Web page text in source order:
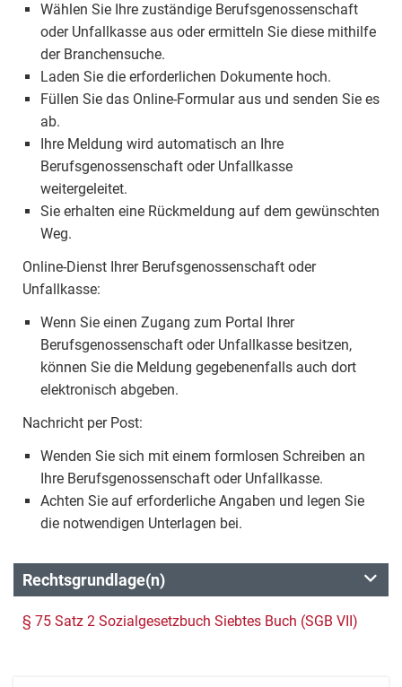
Wählen Sie Ihre zuständige Berufsgenossenschaft
oder Unfallkasse aus oder ermitteln Sie diese mithilfe
der Branchensuche.
Laden Sie die erforderlichen Dokumente hoch.
Füllen Sie das Online-Formular aus und senden Sie es
ab.
Ihre Meldung wird automatisch an Ihre
Berufsgenossenschaft oder Unfallkasse
weitergeleitet.
Sie erhalten eine Rückmeldung auf dem gewünschten
Weg.
Online-Dienst Ihrer Berufsgenossenschaft oder
Unfallkasse:
Wenn Sie einen Zugang zum Portal Ihrer
Berufsgenossenschaft oder Unfallkasse besitzen,
können Sie die Meldung gegebenenfalls auch dort
elektronisch abgeben.
Nachricht per Post:
Wenden Sie sich mit einem formlosen Schreiben an
Ihre Berufsgenossenschaft oder Unfallkasse.
Achten Sie auf erforderliche Angaben und legen Sie
die notwendigen Unterlagen bei.
Rechtsgrundlage(n)
§ 75 Satz 2 Sozialgesetzbuch Siebtes Buch (SGB VII)